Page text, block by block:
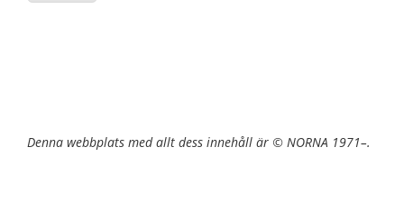
Denna webbplats med allt dess innehåll är © NORNA 1971–.